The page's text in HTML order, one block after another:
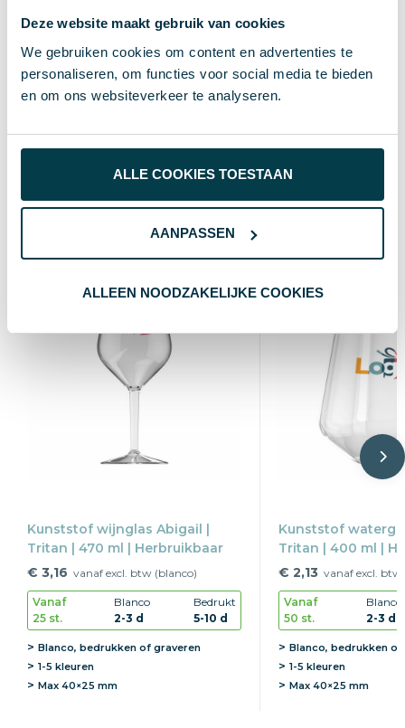
Deze website maakt gebruik van cookies
We gebruiken cookies om content en advertenties te
personaliseren, om functies voor social media te bieden
en om ons websiteverkeer te analyseren.
ALLE COOKIES TOESTAAN
AANPASSEN
ALLEEN NOODZAKELIJKE COOKIES
Artikelnummer 32833
Kleur transparant
Soort Standaard uitvoering
20.1 cm
Wat anderen bekijken
Kunststof wijnglas Abigail |
Tritan | 470 ml | Herbruikbaar
€ 3,16 vanaf excl. btw (blanco)
Vanaf
25 st.
Blanco
2-3 d
Bedrukt
5-10 d
Blanco, bedrukken of graveren
1-5 kleuren
Max 40×25 mm
Kunststof
Tritan | 400 ml |
€ 2,13 vanaf excl. btw
Vanaf
50 st.
Blanco
2-3 d
Blanco, bedrukken of
1-5 kleuren
Max40×25 mm